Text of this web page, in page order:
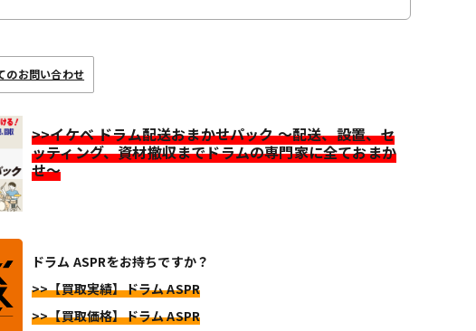
のお問い合わせ
>>イケベ ドラム配送おまかせパック ～配送、設置、セ
ッティング、資材撤収までドラムの専門家に全ておまか
せ～
ドラム ASPRをお持ちですか？
>>【買取実績】ドラム ASPR
>>【買取価格】ドラム ASPR